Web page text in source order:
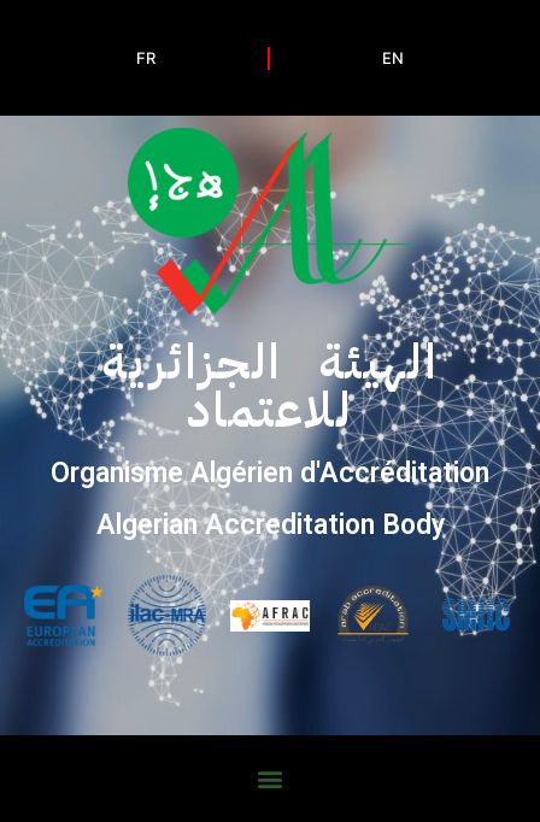
FR EN
الهيئة الجزائرية
للاعتماد
Organisme Algérien d'Accréditation
Algerian Accreditation Body